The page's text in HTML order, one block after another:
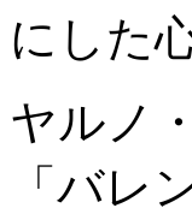
にした
ヤルノ
「バレ